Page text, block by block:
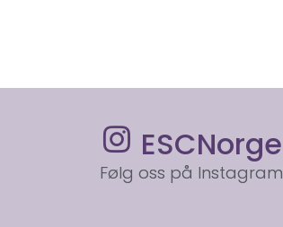
ESCNorge
Følg oss på Instagram